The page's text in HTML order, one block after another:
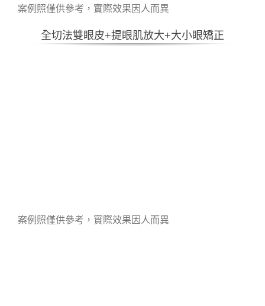
案例照僅供參考，實際效果因人而異
全切法雙眼皮+提眼肌放大+大小眼矯正
案例照僅供參考，實際效果因人而異